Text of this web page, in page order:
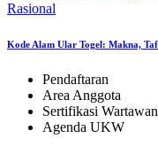
Kode Alam Ular Togel: Makna,
Pendaftaran
Area Anggota
Sertifikasi Wartawan
Agenda UKW